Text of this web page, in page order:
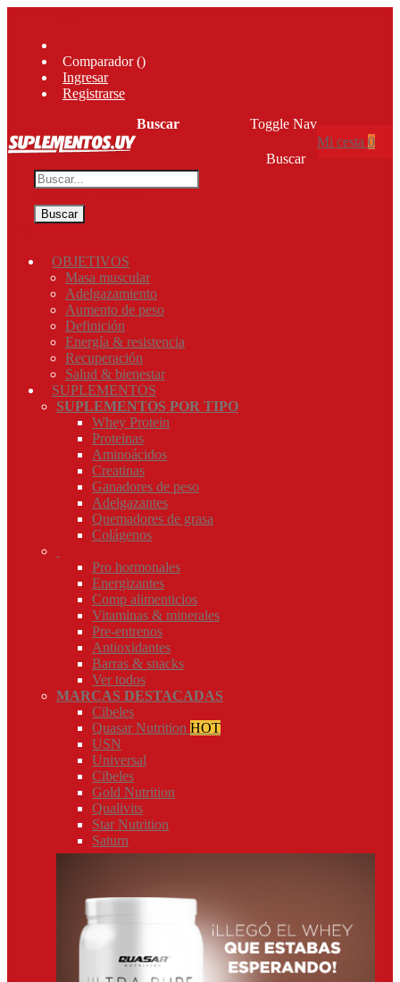
Comparador ()
Ingresar
Registrarse
Mi cesta 0
Toggle Nav
Buscar
Buscar
Buscar
OBJETIVOS
Masa muscular
Adelgazamiento
Aumento de peso
Definición
Energía & resistencia
Recuperación
Salud & bienestar
SUPLEMENTOS
SUPLEMENTOS POR TIPO
Whey Protein
Proteinas
Aminoácidos
Creatinas
Ganadores de peso
Adelgazantes
Quemadores de grasa
Colágenos
Pro hormonales
Energizantes
Comp alimenticios
Vitaminas & minerales
Pre-entrenos
Antioxidantes
Barras & snacks
Ver todos
MARCAS DESTACADAS
Cibeles
Quasar Nutrition HOT
USN
Universal
Cibeles
Gold Nutrition
Qualivits
Star Nutrition
Saturn